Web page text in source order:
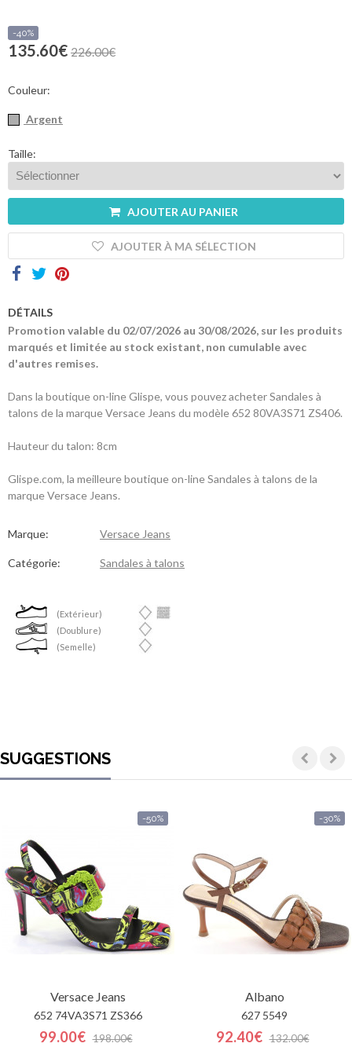
-40%
135.60€ 226.00€
Couleur:
Argent
Taille:
AJOUTER AU PANIER
AJOUTER À MA SÉLECTION
DÉTAILS
Promotion valable du 02/07/2026 au 30/08/2026, sur les produits
marqués et limitée au stock existant, non cumulable avec
d'autres remises.
Dans la boutique on-line Glispe, vous pouvez acheter Sandales à
talons de la marque Versace Jeans du modèle 652 80VA3S71 ZS406.
Hauteur du talon: 8cm
Glispe.com, la meilleure boutique on-line Sandales à talons de la
marque Versace Jeans.
Marque: Versace Jeans
Catégorie: Sandales à talons
(Extérieur)
(Doublure)
(Semelle)
SUGGESTIONS
-50%
Versace Jeans
652 74VA3S71 ZS366
99.00€ 198.00€
-30%
Albano
627 5549
92.40€ 132.00€